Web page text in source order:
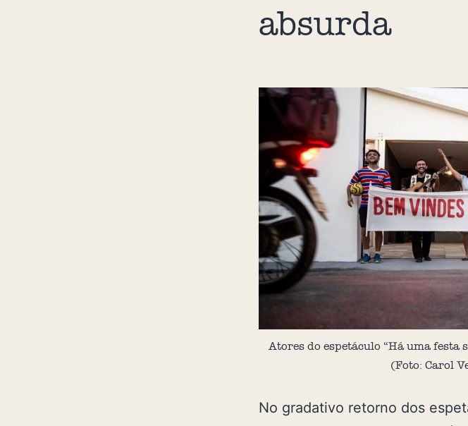
absurda
Atores do espetáculo “Há uma festa
(Foto: Carol
No gradativo retorno dos